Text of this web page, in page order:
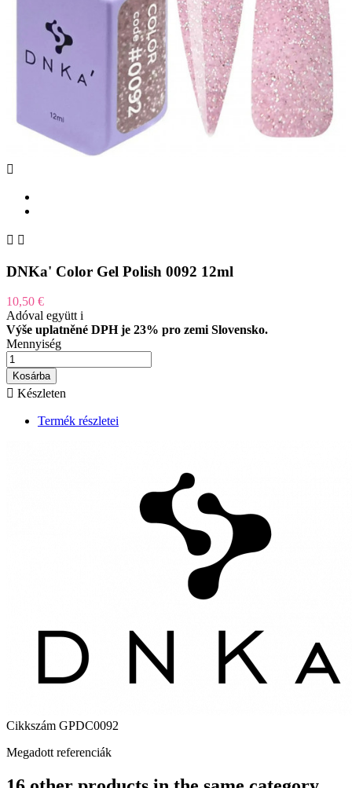

 
DNKa' Color Gel Polish 0092 12ml
10,50 €
Adóval együtti
Výše uplatněné DPH je 23% pro zemi Slovensko.
Mennyiség
Kosárba
 Készleten
Termék részletei
Cikkszám GPDC0092
Megadott referenciák